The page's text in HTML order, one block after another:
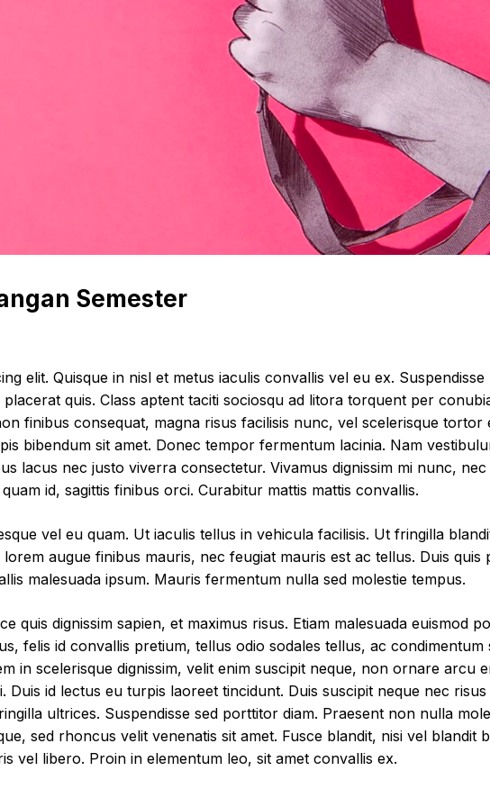
Semester
elit. Quisque in nisl et metus iaculis convallis vel eu ex.
quis. Class aptent taciti sociosqu ad litora torquent per
finibus consequat, magna risus facilisis nunc, vel scelerisque tortor
bibendum sit amet. Donec tempor fermentum lacinia. Nam
lacus nec justo viverra consectetur. Vivamus dignissim mi nunc,
id, sagittis finibus orci. Curabitur mattis mattis convallis.
vel eu quam. Ut iaculis tellus in vehicula facilisis. Ut fringilla
augue finibus mauris, nec feugiat mauris est ac tellus. Duis quis
malesuada ipsum. Mauris fermentum nulla sed molestie tempus.
quis dignissim sapien, et maximus risus. Etiam malesuada euismod
felis id convallis pretium, tellus odio sodales tellus, ac condimentum
in scelerisque dignissim, velit enim suscipit neque, non ornare arcu
id lectus eu turpis laoreet tincidunt. Duis suscipit neque nec
ultrices. Suspendisse sed porttitor diam. Praesent non nulla
sed rhoncus velit venenatis sit amet. Fusce blandit, nisi vel blandit
vel libero. Proin in elementum leo, sit amet convallis ex.